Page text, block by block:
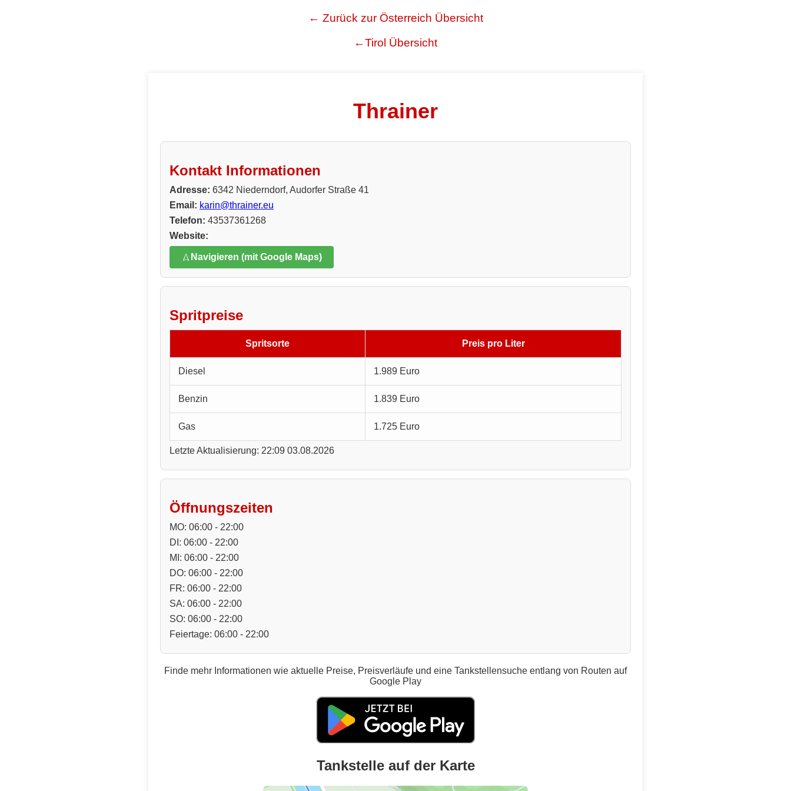
← Zurück zur Österreich Übersicht
←Tirol Übersicht
Thrainer
Kontakt Informationen
Adresse: 6342 Niederndorf, Audorfer Straße 41
Email: karin@thrainer.eu
Telefon: 43537361268
Website:
Navigieren (mit Google Maps)
Spritpreise
Spritsorte Preis pro Liter
Diesel 1.989 Euro
Benzin 1.839 Euro
Gas 1.725 Euro
Letzte Aktualisierung: 22:09 03.08.2026
Öffnungszeiten
MO: 06:00 - 22:00
DI: 06:00 - 22:00
MI: 06:00 - 22:00
DO: 06:00 - 22:00
FR: 06:00 - 22:00
SA: 06:00 - 22:00
SO: 06:00 - 22:00
Feiertage: 06:00 - 22:00
Finde mehr Informationen wie aktuelle Preise, Preisverläufe und eine Tankstellensuche entlang von Routen auf
Google Play
Tankstelle auf der Karte